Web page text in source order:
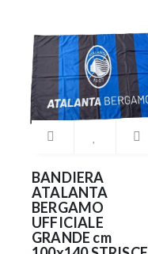
BANDIERA
ATALANTA
BERGAMO
UFFICIALE
GRANDE cm